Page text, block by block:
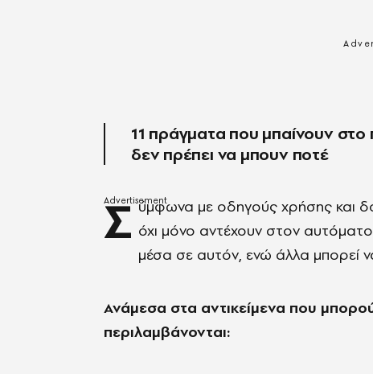
11 πράγματα που μπαίνουν στο
δεν πρέπει να μπουν ποτέ
Σ ύμφωνα με οδηγούς χρήσης και
όχι μόνο αντέχουν στον
μέσα σε αυτόν, ενώ άλλα μπορεί
Ανάμεσα στα αντικείμενα που
περιλαμβάνονται: